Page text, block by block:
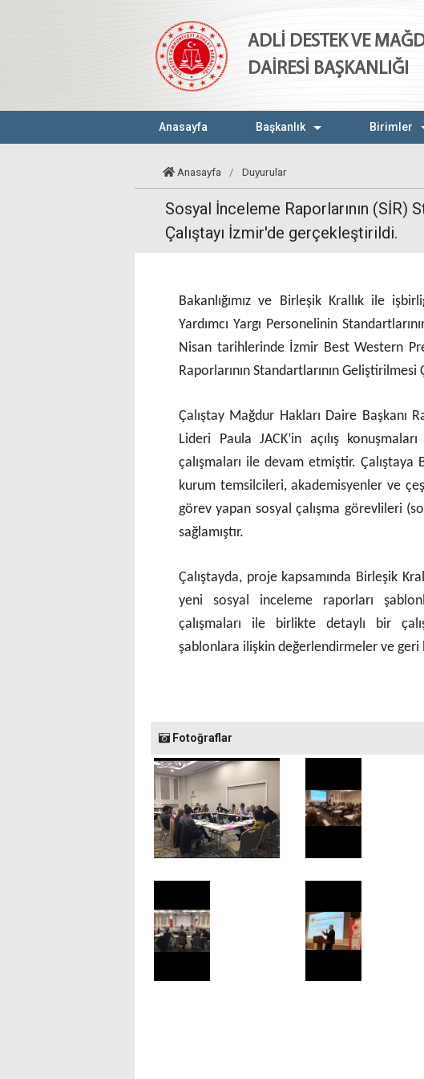
ADLİ DESTEK VE
DAİRESİ BAŞKANLIĞI
Anasayfa Başkanlık Birimler
Anasayfa / Duyurular
Sosyal İnceleme Raporlarının (SİR)
Çalıştayı İzmir'de gerçekleştirildi.
Bakanlığımız ve Birleşik Krallık ile
Yardımcı Yargı Personelinin
Nisan tarihlerinde İzmir Best Western
Raporlarının Standartlarının Geliştirilmesi
Çalıştay Mağdur Hakları Daire Başkanı
Lideri Paula JACK’in açılış
çalışmaları ile devam etmiştir.
kurum temsilcileri, akademisyenler ve
görev yapan sosyal çalışma görevlileri
sağlamıştır.
Çalıştayda, proje kapsamında Birleşik
yeni sosyal inceleme raporları
çalışmaları ile birlikte detaylı bir
şablonlara ilişkin değerlendirmeler ve geri
Fotoğraflar